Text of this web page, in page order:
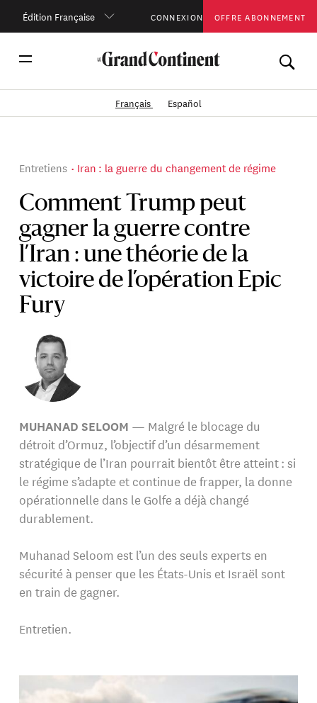
Édition Française CONNEXION OFFRE ABONNEMENT
Français Español
Comment Trump peut
gagner la guerre contre
l’Iran : une théorie de la
victoire de l’opération Epic
Fury
Entretiens Iran : la guerre du changement de régime
MUHANAD SELOOM — Malgré le blocage du
détroit d’Ormuz, l’objectif d’un désarmement
stratégique de l’Iran pourrait bientôt être atteint : si
le régime s’adapte et continue de frapper, la donne
opérationnelle dans le Golfe a déjà changé
durablement.
Muhanad Seloom est l’un des seuls experts en
sécurité à penser que les États-Unis et Israël sont
en train de gagner.
Entretien.